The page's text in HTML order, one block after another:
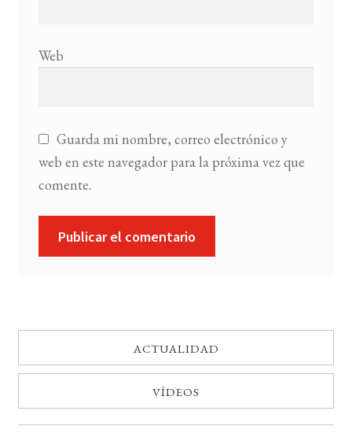
Web
Guarda mi nombre, correo electrónico y
web en este navegador para la próxima vez que
comente.
ACTUALIDAD
VÍDEOS